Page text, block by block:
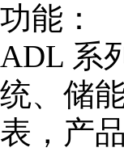
功能：
ADL 系
统、储
表，产